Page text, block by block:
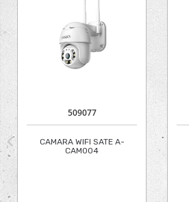
509077
CAMARA WIFI SATE A-
CAM004